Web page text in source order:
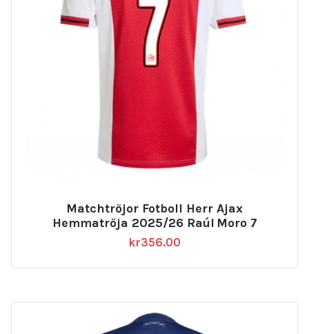
Matchtröjor Fotboll Herr Ajax
Hemmatröja 2025/26 Raúl Moro 7
kr356.00